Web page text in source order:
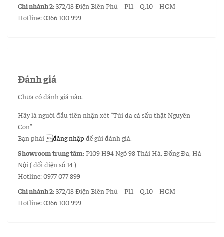
Chi nhánh 2:372/18 Điện Biên Phủ – P11 – Q.10 – HCM
Hotline: 0366 100 999
Đánh giá
Chưa có đánh giá nào.
Hãy là người đầu tiên nhận xét “Túi da cá sấu thật Nguyên
Con”
Bạn phải đăng nhập để gửi đánh giá.
Showroom trung tâm:P109 H94 Ngõ 98 Thái Hà, Đống Đa, Hà
Nội ( đối diện số 14 )
Hotline: 0977 077 899
Chi nhánh 2:372/18 Điện Biên Phủ – P11 – Q.10 – HCM
Hotline: 0366 100 999